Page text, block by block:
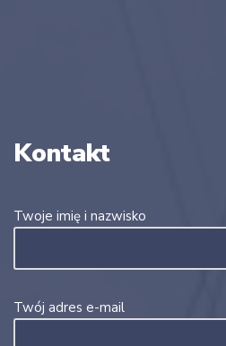
Kontakt
Twoje imię i nazwisko
Twój adres e-mail